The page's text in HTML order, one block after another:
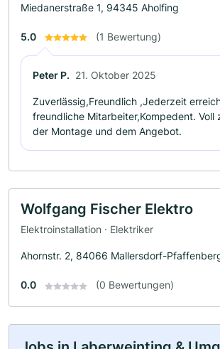
Miedanerstraße 1, 94345 Aholfing
5.0 (1 Bewertung)
Peter P. 21. Oktober 2025
Zuverlässig,Freundlich ,Jederzeit
freundliche Mitarbeiter,Kompedent. Voll
der Montage und dem Angebot.
Wolfgang Fischer Elektro
Elektroinstallation · Elektriker
Ahornstr. 2, 84066 Mallersdorf-
0.0 (0 Bewertungen)